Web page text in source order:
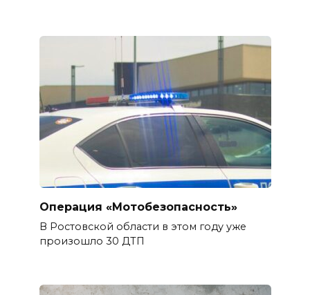
Операция «Мотобезопасность»
В Ростовской области в этом году уже
произошло 30 ДТП